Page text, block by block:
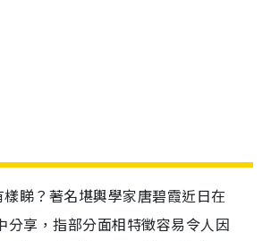
睇？著名堪輿學家唐碧霞近日在
分享，指部分面相特徵容易令人因